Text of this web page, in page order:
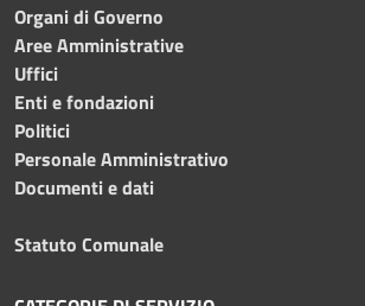
Organi di Governo
Aree Amministrative
Uffici
Enti e fondazioni
Politici
Personale Amministrativo
Documenti e dati
Statuto Comunale